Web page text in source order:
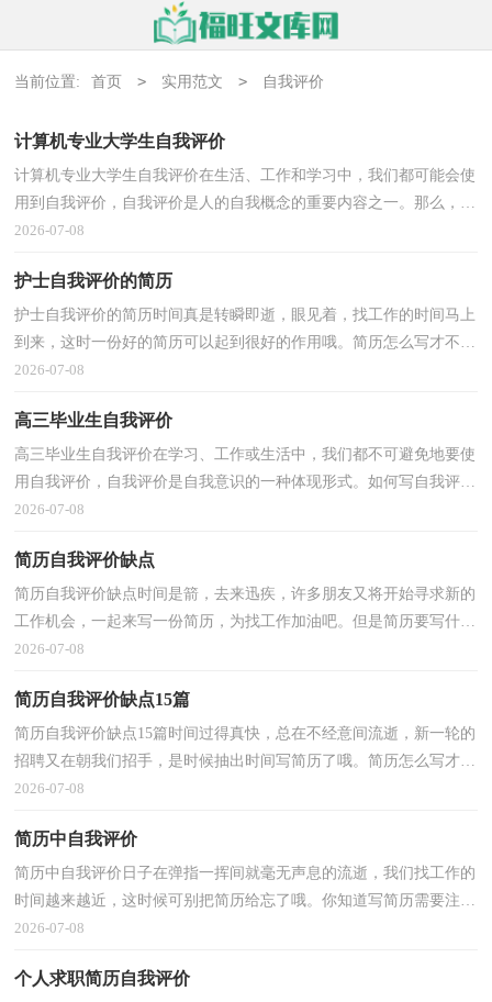
当前位置: 首页 > 实用范文 > 自我评价
计算机专业大学生自我评价
计算机专业大学生自我评价在生活、工作和学习中，我们都可能会使
用到自我评价，自我评价是人的自我概念的重要内容之一。那么，怎
么去写自我评价呢？以下是小编精心整理的计算机专业...
2026-07-08
护士自我评价的简历
护士自我评价的简历时间真是转瞬即逝，眼见着，找工作的时间马上
到来，这时一份好的简历可以起到很好的作用哦。简历怎么写才不会
千篇一律呢？以下是小编精心整理的护士自我评价的简...
2026-07-08
高三毕业生自我评价
高三毕业生自我评价在学习、工作或生活中，我们都不可避免地要使
用自我评价，自我评价是自我意识的一种体现形式。如何写自我评价
才合适呢？下面是小编为大家整理的高三毕业生自我...
2026-07-08
简历自我评价缺点
简历自我评价缺点时间是箭，去来迅疾，许多朋友又将开始寻求新的
工作机会，一起来写一份简历，为找工作加油吧。但是简历要写什么
内容才是恰当的呢？以下是小编整理的简历自我评价缺点...
2026-07-08
简历自我评价缺点15篇
简历自我评价缺点15篇时间过得真快，总在不经意间流逝，新一轮的
招聘又在朝我们招手，是时候抽出时间写简历了哦。简历怎么写才不
会千篇一律呢？下面是小编为大家收集的简历自我评价...
2026-07-08
简历中自我评价
简历中自我评价日子在弹指一挥间就毫无声息的流逝，我们找工作的
时间越来越近，这时候可别把简历给忘了哦。你知道写简历需要注意
哪些问题吗？以下是小编为大家整理的简历中自我评...
2026-07-08
个人求职简历自我评价